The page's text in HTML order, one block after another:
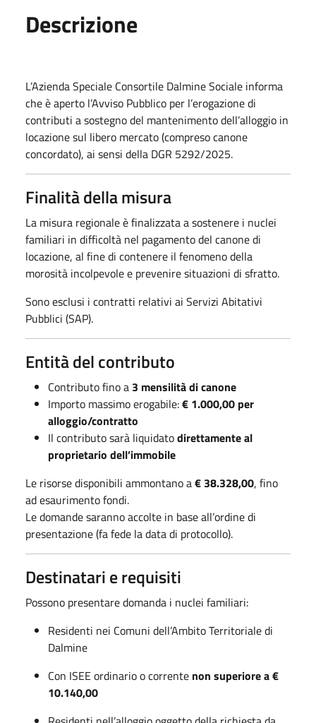
Descrizione
L’Azienda Speciale Consortile Dalmine Sociale informa
che è aperto l’Avviso Pubblico per l’erogazione di
contributi a sostegno del mantenimento dell’alloggio in
locazione sul libero mercato (compreso canone
concordato), ai sensi della DGR 5292/2025.
Finalità della misura
La misura regionale è finalizzata a sostenere i nuclei
familiari in difficoltà nel pagamento del canone di
locazione, al fine di contenere il fenomeno della
morosità incolpevole e prevenire situazioni di sfratto.
Sono esclusi i contratti relativi ai Servizi Abitativi
Pubblici (SAP).
Entità del contributo
Contributo fino a 3 mensilità di canone
Importo massimo erogabile:€ 1.000,00 per
alloggio/contratto
Il contributo sarà liquidatodirettamente al
proprietario dell’immobile
Le risorse disponibili ammontano a€ 38.328,00, fino
ad esaurimento fondi.
Le domande saranno accolte in base all’ordine di
presentazione (fa fede la data di protocollo).
Destinatari e requisiti
Possono presentare domanda i nuclei familiari:
Residenti nei Comuni dell’Ambito Territoriale di
Dalmine
Con ISEE ordinario o corrente non superiore a €
10.140,00